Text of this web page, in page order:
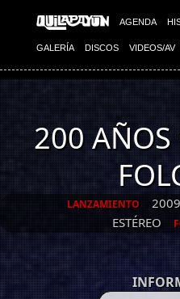
AGENDA
GALERÍA DISCOS VIDEOS/AV
200 AÑOS
LANZAMIENTO 2009
ESTÉREO